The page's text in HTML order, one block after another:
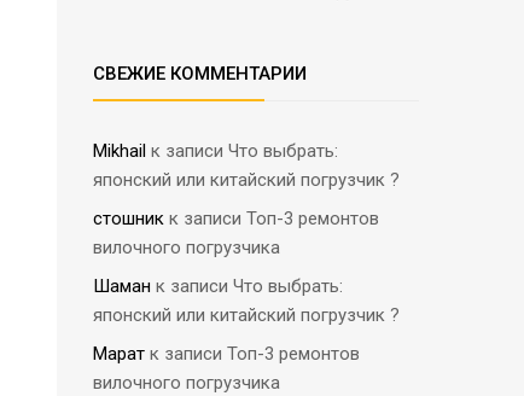
СВЕЖИЕ КОММЕНТАРИИ
Mikhail к записи Что выбрать:
японский или китайский погрузчик ?
стошник к записи Топ-3 ремонтов
вилочного погрузчика
Шаман к записи Что выбрать:
японский или китайский погрузчик ?
Марат к записи Топ-3 ремонтов
вилочного погрузчика